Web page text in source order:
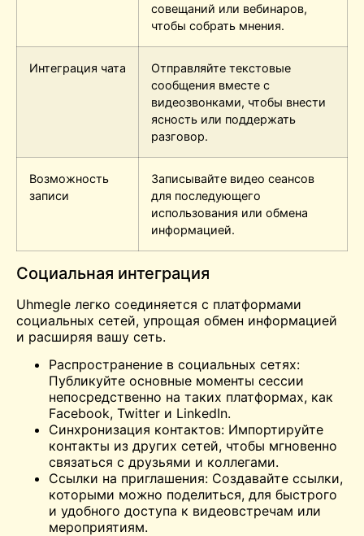
совещаний или вебинаров,
чтобы собрать мнения.
Интеграция чата
Отправляйте текстовые
сообщения вместе с
видеозвонками, чтобы внести
ясность или поддержать
разговор.
Возможность
записи
Записывайте видео сеансов
для последующего
использования или обмена
информацией.
Социальная интеграция
Uhmegle легко соединяется с платформами
социальных сетей, упрощая обмен информацией
и расширяя вашу сеть.
Распространение в социальных сетях:
Публикуйте основные моменты сессии
непосредственно на таких платформах, как
Facebook, Twitter и LinkedIn.
Синхронизация контактов: Импортируйте
контакты из других сетей, чтобы мгновенно
связаться с друзьями и коллегами.
Ссылки на приглашения: Создавайте ссылки,
которыми можно поделиться, для быстрого
и удобного доступа к видеовстречам или
мероприятиям.